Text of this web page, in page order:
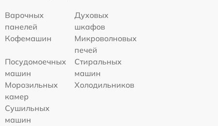
Варочных
панелей
Духовых
шкафов
Кофемашин
Микроволновых
печей
Посудомоечных
машин
Стиральных
машин
Морозильных
камер
Холодильников
Сушильных
машин